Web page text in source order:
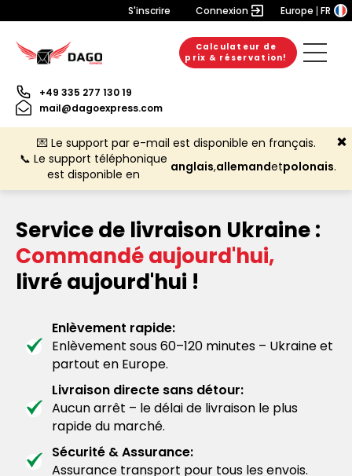
S'inscrire Connexion Europe FR
Calculateur de
prix & réservation!
+49 335 277 130 19
mail@dagoexpress.com
💌 Le support par e-mail est disponible en français.
📞 Le support téléphonique
est disponible en
anglais,allemandetpolonais.
Service de livraison Ukraine :
Commandé aujourd'hui,
livré aujourd'hui !
Enlèvement rapide:
Enlèvement sous 60–120 minutes – Ukraine et
partout en Europe.
Livraison directe sans détour:
Aucun arrêt – le délai de livraison le plus
rapide du marché.
Sécurité & Assurance:
Assurance transport pour tous les envois.